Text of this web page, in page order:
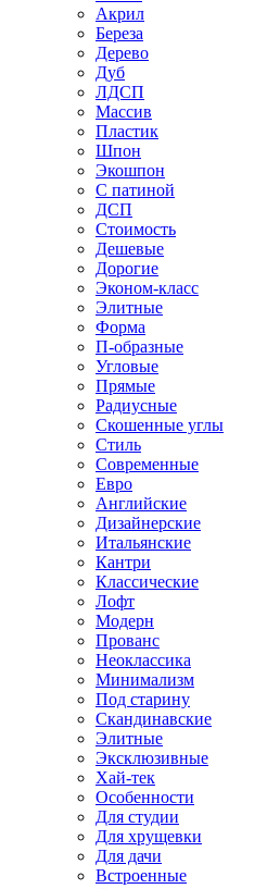
Акрил
Береза
Дерево
Дуб
ЛДСП
Массив
Пластик
Шпон
Экошпон
С патиной
ДСП
Стоимость
Дешевые
Дорогие
Эконом-класс
Элитные
Форма
П-образные
Угловые
Прямые
Радиусные
Скошенные углы
Стиль
Современные
Евро
Английские
Дизайнерские
Итальянские
Кантри
Классические
Лофт
Модерн
Прованс
Неоклассика
Минимализм
Под старину
Скандинавские
Элитные
Эксклюзивные
Хай-тек
Особенности
Для студии
Для хрущевки
Для дачи
Встроенные